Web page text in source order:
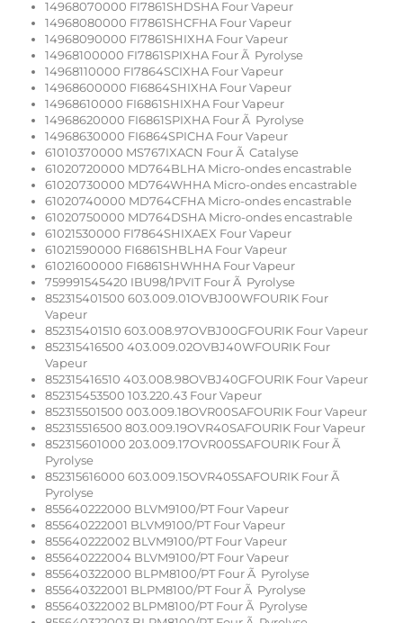
14968070000 FI7861SHDSHA Four Vapeur
14968080000 FI7861SHCFHA Four Vapeur
14968090000 FI7861SHIXHA Four Vapeur
14968100000 FI7861SPIXHA Four Ã Pyrolyse
14968110000 FI7864SCIXHA Four Vapeur
14968600000 FI6864SHIXHA Four Vapeur
14968610000 FI6861SHIXHA Four Vapeur
14968620000 FI6861SPIXHA Four Ã Pyrolyse
14968630000 FI6864SPICHA Four Vapeur
61010370000 MS767IXACN Four Ã Catalyse
61020720000 MD764BLHA Micro-ondes encastrable
61020730000 MD764WHHA Micro-ondes encastrable
61020740000 MD764CFHA Micro-ondes encastrable
61020750000 MD764DSHA Micro-ondes encastrable
61021530000 FI7864SHIXAEX Four Vapeur
61021590000 FI6861SHBLHA Four Vapeur
61021600000 FI6861SHWHHA Four Vapeur
759991545420 IBU98/1PVIT Four Ã Pyrolyse
852315401500 603.009.01OVBJ00WFOURIK Four
Vapeur
852315401510 603.008.97OVBJ00GFOURIK Four Vapeur
852315416500 403.009.02OVBJ40WFOURIK Four
Vapeur
852315416510 403.008.98OVBJ40GFOURIK Four Vapeur
852315453500 103.220.43 Four Vapeur
852315501500 003.009.18OVR00SAFOURIK Four Vapeur
852315516500 803.009.19OVR40SAFOURIK Four Vapeur
852315601000 203.009.17OVR005SAFOURIK Four Ã
Pyrolyse
852315616000 603.009.15OVR405SAFOURIK Four Ã
Pyrolyse
855640222000 BLVM9100/PT Four Vapeur
855640222001 BLVM9100/PT Four Vapeur
855640222002 BLVM9100/PT Four Vapeur
855640222004 BLVM9100/PT Four Vapeur
855640322000 BLPM8100/PT Four Ã Pyrolyse
855640322001 BLPM8100/PT Four Ã Pyrolyse
855640322002 BLPM8100/PT Four Ã Pyrolyse